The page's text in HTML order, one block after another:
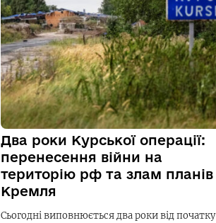
Два роки Курської операції:
перенесення війни на
територію рф та злам планів
Кремля
Сьогодні виповнюється два роки від початку